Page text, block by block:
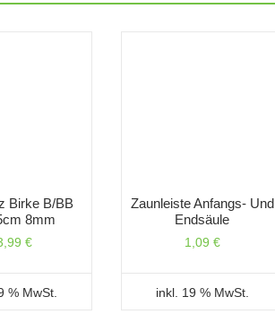
Birke B/BB
8mm
€
% MwSt.
Zaunleiste Anfangs- Und
Endsäule
1,09 €
inkl. 19 % MwSt.